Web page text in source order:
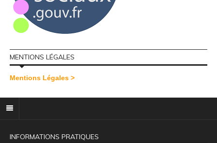
MENTIONS LÉGALES
Mentions Légales >
INFORMATIONS PRATIQUES